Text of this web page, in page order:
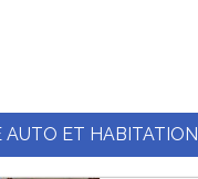
AUTO ET HABITATION